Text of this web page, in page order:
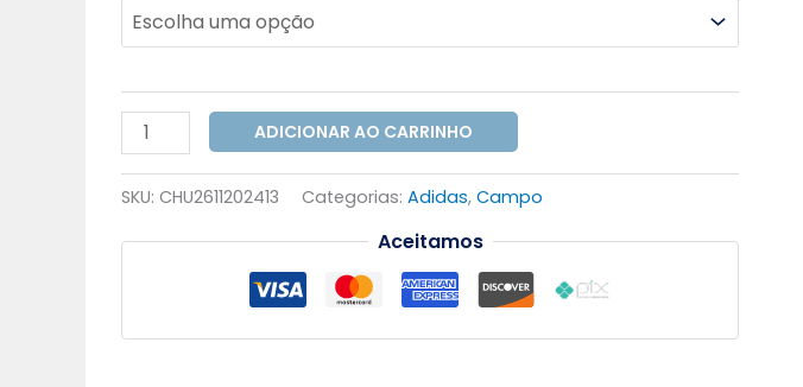
ADICIONAR AO CARRINHO
SKU: CHU2611202413 Categorias: Adidas, Campo
Aceitamos